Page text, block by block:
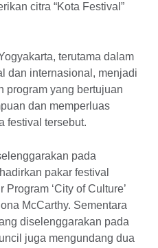
citra “Kota Festival”
terutama dalam
dan internasional, menjadi
program yang bertujuan
dan memperluas
festival tersebut.
pada
pakar festival
‘City of Culture’
McCarthy. Sementara
diselenggarakan pada
juga mengundang dua